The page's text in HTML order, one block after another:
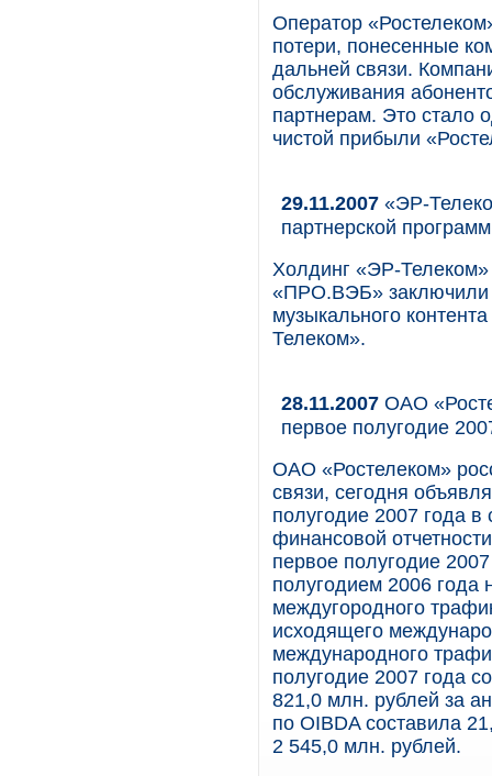
Оператор
потери, понесенные
дальней связи.
обслуживания
партнерам. Это стало
чистой прибыли
29.11.2007 «ЭР-
партнерской
Холдинг «ЭР-
«ПРО.ВЭБ» заключили
музыкального
Телеком».
28.11.2007 ОАО
первое полугодие
ОАО «Ростелеком»
связи, сегодня
полугодие 2007 года
финансовой
первое полугодие
полугодием 2006
междугородного
исходящего
международного
полугодие 2007 года
821,0 млн. рублей за
по OIBDA составила
2 545,0 млн. рублей.